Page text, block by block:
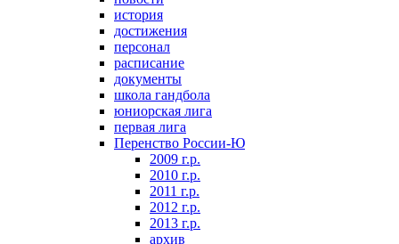
история
достижения
персонал
расписание
документы
школа гандбола
юниорская лига
первая лига
Перенство России-Ю
2009 г.р.
2010 г.р.
2011 г.р.
2012 г.р.
2013 г.р.
архив